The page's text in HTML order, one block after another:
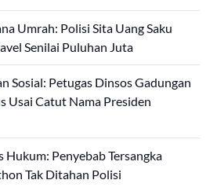
Umrah: Polisi Sita Uang Saku
Senilai Puluhan Juta
Sosial: Petugas Dinsos Gadungan
Usai Catut Nama Presiden
Hukum: Penyebab Tersangka
Tak Ditahan Polisi